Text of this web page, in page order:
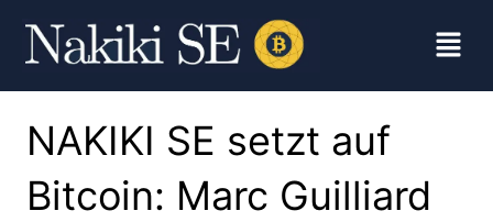
NAKIKI SE setzt auf
Bitcoin: Marc Guilliard